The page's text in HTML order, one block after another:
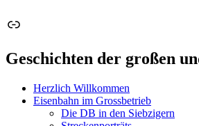
Link
Geschichten der großen
Herzlich Willkommen
Eisenbahn im Grossbetrieb
Die DB in den Siebzigern